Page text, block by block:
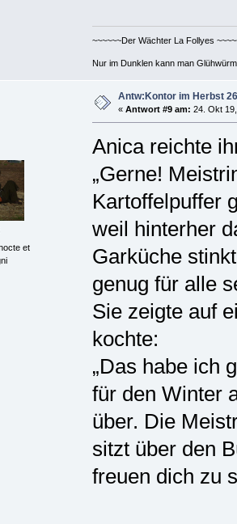
~~~~~~Der Wächter La Follyes
Nur im Dunklen kann man
et
Antw:Kontor im Herbst
« Antwort #9 am: 24. Okt
Anica reichte
„Gerne!
Kartoffelpuffer
weil hinterher
Garküche
genug für alle
Sie zeigte auf
kochte:
„Das habe ich
für den Winter
über. Die
sitzt über den
freuen dich zu